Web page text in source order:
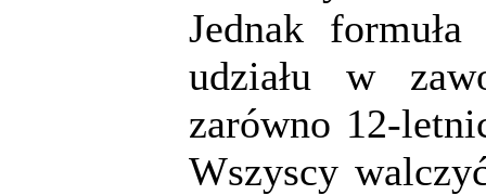
Jednak
udziału w
zarówno 12-
Wszyscy